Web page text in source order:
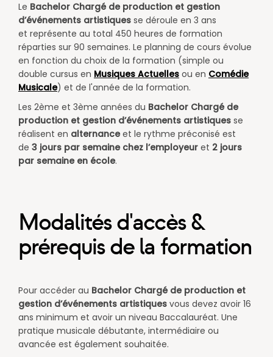
Le Bachelor Chargé de production et gestion
d’événements artistiques se déroule en 3 ans
et représente au total 450 heures de formation
réparties sur 90 semaines. Le planning de cours évolue
en fonction du choix de la formation (simple ou
double cursus en Musiques Actuelles ou en Comédie
Musicale) et de l'année de la formation.
Les 2ème et 3ème années du Bachelor Chargé de
production et gestion d’événements artistiques se
réalisent en alternanceet le rythme préconisé est
de 3 jours par semaine chez l’employeur et 2 jours
par semaine en école.
Modalités d'accès &
prérequis de la formation
Pour accéder au Bachelor Chargé de production et
gestion d’événements artistiques vous devez avoir 16
ans minimum et avoir un niveau Baccalauréat. Une
pratique musicale débutante, intermédiaire ou
avancée est également souhaitée.